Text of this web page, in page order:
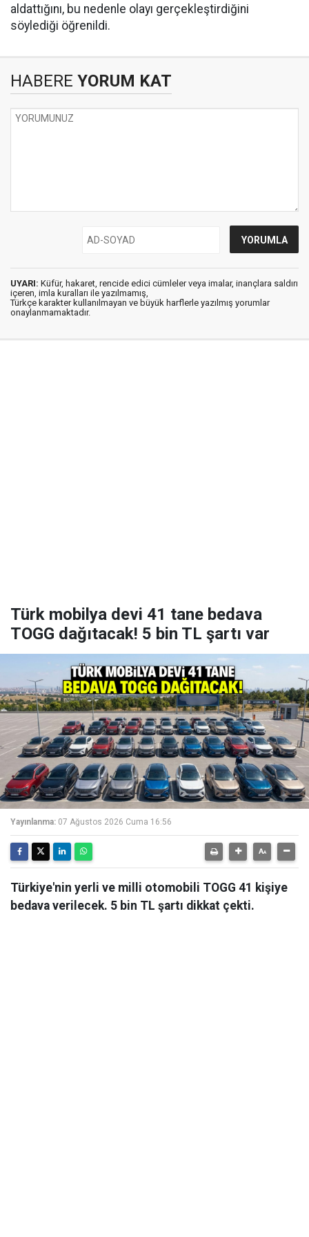
aldattığını, bu nedenle olayı gerçekleştirdiğini
söylediği öğrenildi.
HABERE YORUM KAT
UYARI: Küfür, hakaret, rencide edici cümleler veya imalar, inançlara saldırı
içeren, imla kuralları ile yazılmamış,
Türkçe karakter kullanılmayan ve büyük harflerle yazılmış yorumlar
onaylanmamaktadır.
Türk mobilya devi 41 tane bedava
TOGG dağıtacak! 5 bin TL şartı var
Yayınlanma: 07 Ağustos 2026 Cuma 16:56
Türkiye'nin yerli ve milli otomobili TOGG 41 kişiye
bedava verilecek. 5 bin TL şartı dikkat çekti.